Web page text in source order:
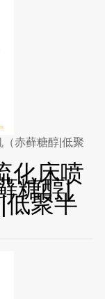
赤藓糖醇|低聚
化床喷
糖醇|
低聚半